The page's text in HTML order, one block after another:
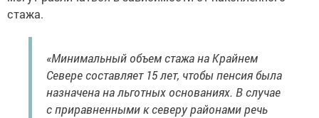
стажа.
«Минимальный объем стажа на Крайнем
Севере составляет 15 лет, чтобы пенсия была
назначена на льготных основаниях. В случае
с приравненными к северу районами речь